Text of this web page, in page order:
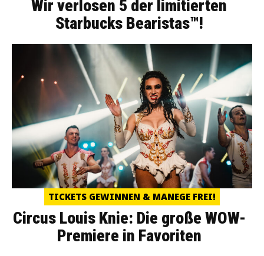
Wir verlosen 5 der limitierten
Starbucks Bearistas™!
TICKETS GEWINNEN & MANEGE FREI!
Circus Louis Knie: Die große WOW-
Premiere in Favoriten